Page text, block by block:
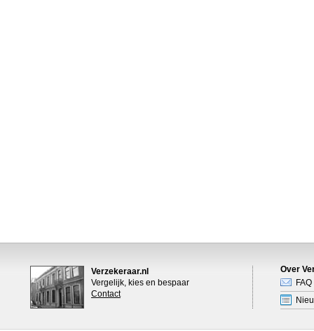
Verzekeraar.nl
Vergelijk, kies en bespaar
Contact
Over
FAQ